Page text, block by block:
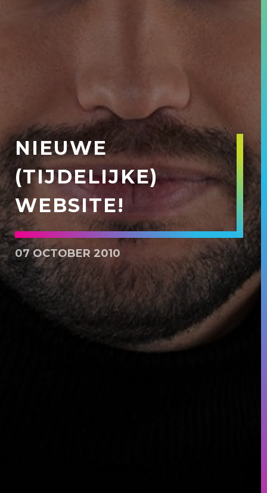
NIEUWE
(TIJDELIJKE)
WEBSITE!
07 OCTOBER 2010